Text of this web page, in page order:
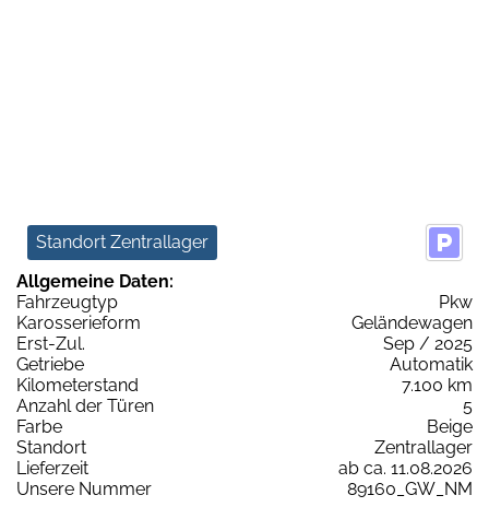
Standort Zentrallager
Allgemeine Daten:
Fahrzeugtyp
Pkw
Karosserieform
Geländewagen
Erst-Zul.
Sep / 2025
Getriebe
Automatik
Kilometerstand
7.100 km
Anzahl der Türen
5
Farbe
Beige
Standort
Zentrallager
Lieferzeit
ab ca. 11.08.2026
Unsere Nummer
89160_GW_NM